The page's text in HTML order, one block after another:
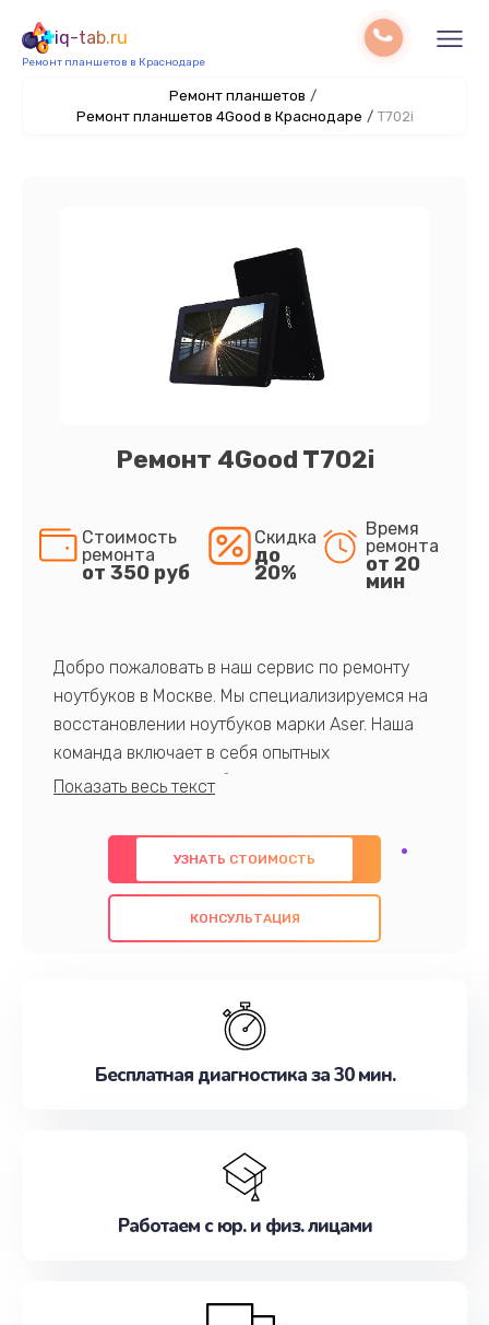
iq-tab.ru
Ремонт планшетов в Краснодаре
Ремонт планшетов /
Ремонт планшетов 4Good в Краснодаре / T702i
Ремонт 4Good T702i
Стоимость
ремонта
от 350 руб
Скидка
до
20%
Время
ремонта
от 20
мин
Добро пожаловать в наш сервис по ремонту
ноутбуков в Москве. Мы специализируемся на
восстановлении ноутбуков марки Aser. Наша
команда включает в себя опытных
профессионалов с обширными знаниями и
предлагаем быстрый и качественный ремонт с
использованием оригинальных компонентов, а
также гарантируем качество всех
проведенных работ. Наша цель - предоставить
наилучшим образом. Не медлите записаться на
УЗНАТЬ СТОИМОСТЬ
КОНСУЛЬТАЦИЯ
Бесплатная диагностика за 30 мин.
Работаем с юр. и физ. лицами